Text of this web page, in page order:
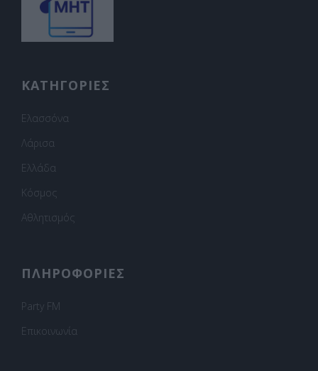
ΚΑΤΗΓΟΡΙΕΣ
Ελασσόνα
Λάρισα
Ελλάδα
Κόσμος
Αθλητισμός
ΠΛΗΡΟΦΟΡΙΕΣ
Party FM
Επικοινωνία